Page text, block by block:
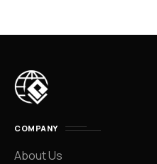
COMPANY
About Us